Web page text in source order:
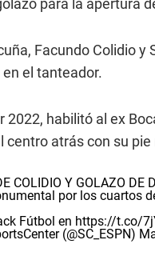
para la apertura
Facundo Colidio y
el tanteador.
2022, habilitó al ex
atrás con su
COLIDIO Y GOLAZO
por los cuartos
Fútbol en https://t.co/
(@SC_ESPN)